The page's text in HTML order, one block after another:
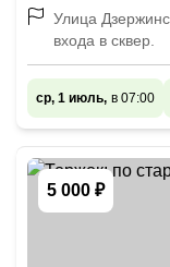
Улица
входа в сквер.
ср, 1 июль, в 07:00
5 000 ₽